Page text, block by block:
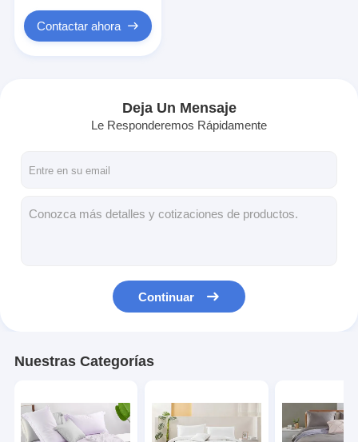
Contactar ahora
Deja Un Mensaje
Le Responderemos Rápidamente
Continuar
Nuestras Categorías